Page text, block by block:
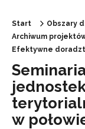
Start
Obszary
Archiwum
Efektywne
w